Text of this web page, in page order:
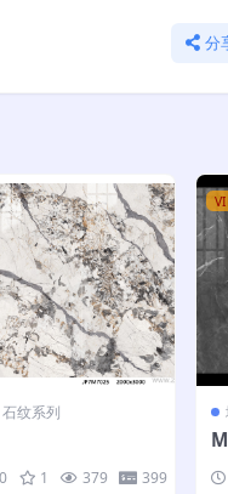
分
石纹系列
0 1 379 399